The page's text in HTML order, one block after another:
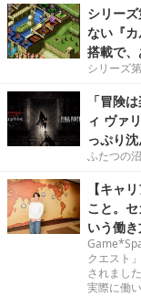
シリー
ない『
搭載で、
シリーズ
「冒険
ィ ヴァ
っぷり
ふたつの
【キャ
こと。
いう働
クエスト
されまし
実際に働